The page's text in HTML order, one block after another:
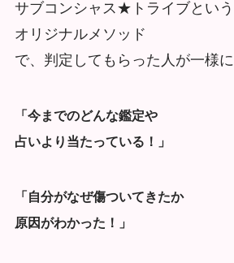
サブコンシャス★トライブという
オリジナルメソッド
で、判定してもらった人が一様に
「今までのどんな鑑定や
占いより当たっている！」
「自分がなぜ傷ついてきたか
原因がわかった！」